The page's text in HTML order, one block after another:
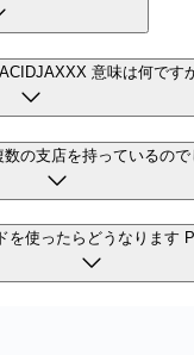
意味は何です
の支店を持っているの
を使ったらどうなります